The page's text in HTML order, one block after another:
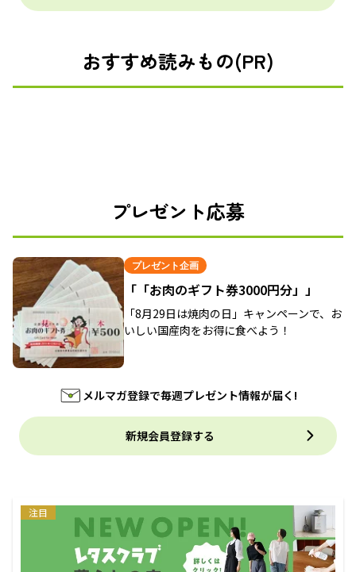
おすすめ読みもの(PR)
プレゼント応募
プレゼント企画
「「お肉のギフト券3000円分」」
「8月29日は焼肉の日」キャンペーンで、お
いしい国産肉をお得に食べよう！
メルマガ登録で毎週プレゼント情報が届く!
新規会員登録する
注目